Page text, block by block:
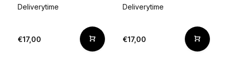
Deliverytime
€17,00
Deliverytime
€17,00